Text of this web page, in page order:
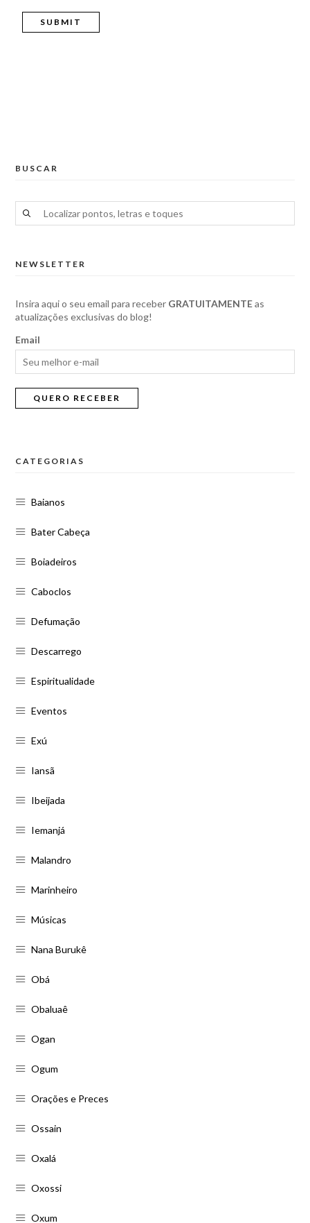
BUSCAR
NEWSLETTER
Insira aqui o seu email para receber GRATUITAMENTEas
atualizações exclusivas do blog!
Email
CATEGORIAS
Baianos
Bater Cabeça
Boiadeiros
Caboclos
Defumação
Descarrego
Espiritualidade
Eventos
Exú
Iansã
Ibeijada
Iemanjá
Malandro
Marinheiro
Músicas
Nana Burukê
Obá
Obaluaê
Ogan
Ogum
Orações e Preces
Ossain
Oxalá
Oxossi
Oxum